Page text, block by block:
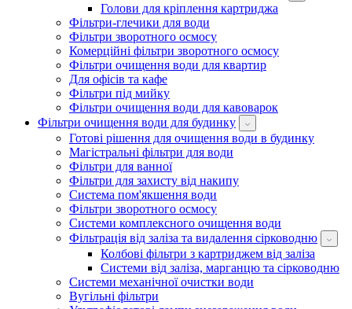
Голови для кріплення картриджа
Фільтри-глечики для води
Фільтри зворотного осмосу
Комерційні фільтри зворотного осмосу
Фільтри очищення води для квартир
Для офісів та кафе
Фільтри під мийку
Фільтри очищення води для кавоварок
Фільтри очищення води для будинку
Готові рішення для очищення води в будинку
Магістральні фільтри для води
Фільтри для ванної
Фільтри для захисту від накипу
Система пом'якшення води
Фільтри зворотного осмосу
Системи комплексного очищення води
Фільтрація від заліза та видалення сірководню
Колбові фільтри з картриджем від заліза
Системи від заліза, марганцю та сірководню
Системи механічної очистки води
Вугільні фільтри